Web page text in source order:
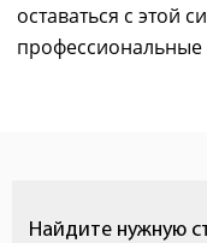
оставаться с этой
Найдите нужную